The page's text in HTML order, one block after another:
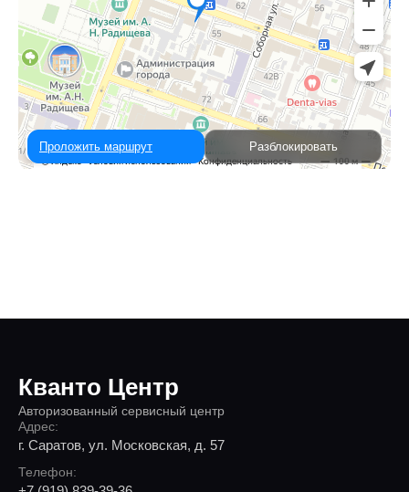
Проложить маршрут Разблокировать
Кванто Центр
Авторизованный сервисный центр
Адрес:
г. Саратов, ул. Московская, д. 57
Телефон: